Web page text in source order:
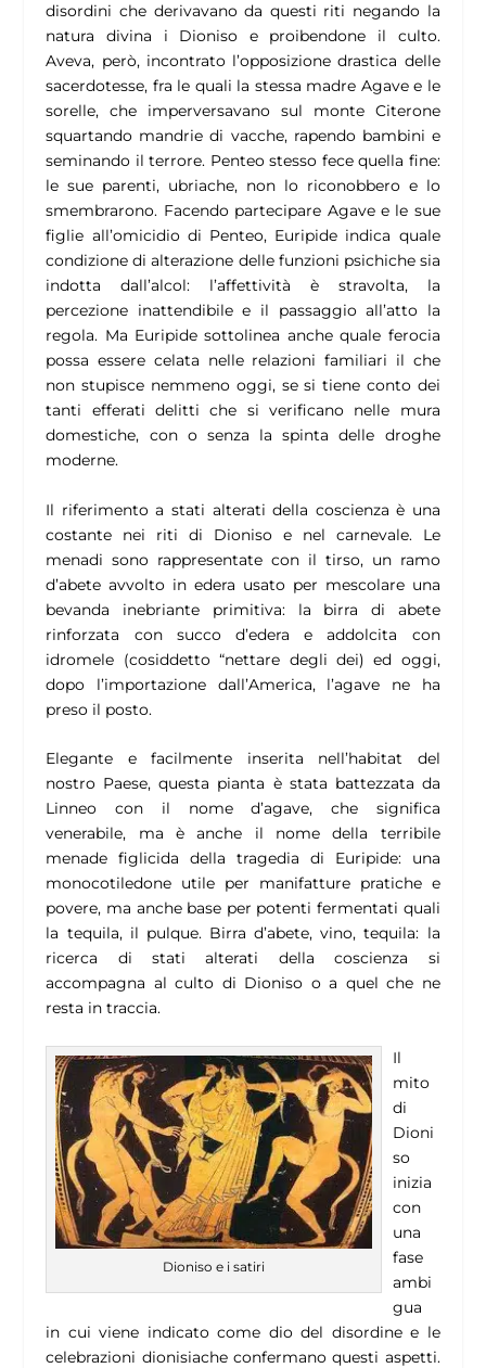
disordini che derivavano da questi riti negando la
natura divina i Dioniso e proibendone il culto.
Aveva, però, incontrato l’opposizione drastica delle
sacerdotesse, fra le quali la stessa madre Agave e le
sorelle, che imperversavano sul monte Citerone
squartando mandrie di vacche, rapendo bambini e
seminando il terrore. Penteo stesso fece quella fine:
le sue parenti, ubriache, non lo riconobbero e lo
smembrarono. Facendo partecipare Agave e le sue
figlie all’omicidio di Penteo, Euripide indica quale
condizione di alterazione delle funzioni psichiche sia
indotta dall’alcol: l’affettività è stravolta, la
percezione inattendibile e il passaggio all’atto la
regola. Ma Euripide sottolinea anche quale ferocia
possa essere celata nelle relazioni familiari il che
non stupisce nemmeno oggi, se si tiene conto dei
tanti efferati delitti che si verificano nelle mura
domestiche, con o senza la spinta delle droghe
moderne.
Il riferimento a stati alterati della coscienza è una
costante nei riti di Dioniso e nel carnevale. Le
menadi sono rappresentate con il tirso, un ramo
d’abete avvolto in edera usato per mescolare una
bevanda inebriante primitiva: la birra di abete
rinforzata con succo d’edera e addolcita con
idromele (cosiddetto “nettare degli dei) ed oggi,
dopo l’importazione dall’America, l’agave ne ha
preso il posto.
Elegante e facilmente inserita nell’habitat del
nostro Paese, questa pianta è stata battezzata da
Linneo con il nome d’agave, che significa
venerabile, ma è anche il nome della terribile
menade figlicida della tragedia di Euripide: una
monocotiledone utile per manifatture pratiche e
povere, ma anche base per potenti fermentati quali
la tequila, il pulque. Birra d’abete, vino, tequila: la
ricerca di stati alterati della coscienza si
accompagna al culto di Dioniso o a quel che ne
resta in traccia.
Dioniso e i satiri
Il
mito
di
Dioni
so
inizia
con
una
fase
ambi
gua
in cui viene indicato come dio del disordine e le
celebrazioni dionisiache confermano questi aspetti.